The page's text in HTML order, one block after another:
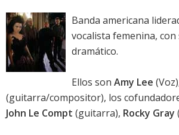
Banda americana
vocalista femenina,
dramático.
Ellos son Amy Lee
(guitarra/compositor), los
John Le Compt (guitarra), Rocky Gray